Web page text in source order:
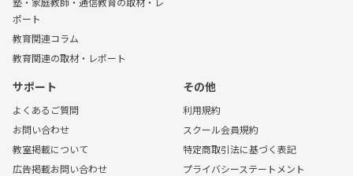
ポート
教育関連コラム
教育関連の取材・レポート
サポート
よくあるご質問
お問い合わせ
教室掲載について
広告掲載お問い合わせ
その他
利用規約
スクール会員規約
特定商取引法に基づく表記
プライバシーステートメント